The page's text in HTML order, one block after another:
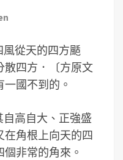
風從天的四方颳
散四方．〔方原文
國不到的。
高自大、正強盛
在角根上向天的四
非常的角來。